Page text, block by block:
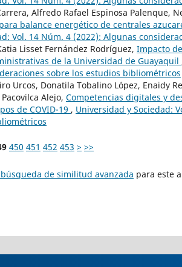
Alfredo Rafael Espinosa Palenque,
balance energético de centrales
Vol. 14 Núm. 4 (2022): Algunas
Lisset Fernández Rodríguez, Impacto
de la Universidad de Guayaquil
sobre los estudios bibliométricos
Urcos, Donatila Tobalino López, Enaidy
Alejo, Competencias digitales y
de COVID-19 , Universidad y Sociedad:
450 451 452 453 > >>
de similitud avanzada para este